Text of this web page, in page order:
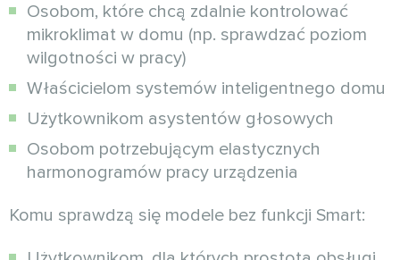
Osobom, które chcą zdalnie kontrolować
mikroklimat w domu (np. sprawdzać poziom
wilgotności w pracy)
Właścicielom systemów inteligentnego domu
Użytkownikom asystentów głosowych
Osobom potrzebującym elastycznych
harmonogramów pracy urządzenia
Komu sprawdzą się modele bez funkcji Smart: